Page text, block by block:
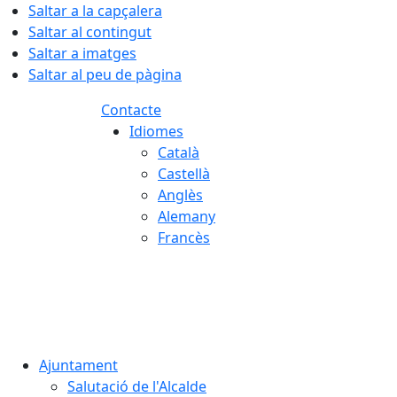
Saltar a la capçalera
Saltar al contingut
Saltar a imatges
Saltar al peu de pàgina
Contacte
Idiomes
Català
Castellà
Anglès
Alemany
Francès
Ajuntament
Salutació de l'Alcalde